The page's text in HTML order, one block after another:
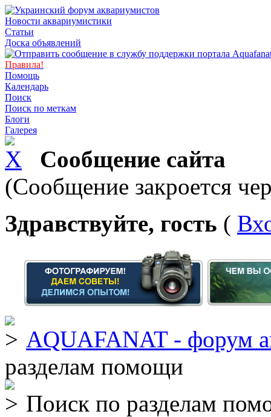
Новости аквариумистики
Статьи
Доска объявлений
Правила!
Помощь
Календарь
Поиск
Поиск по меткам
Блоги
Галерея
Сообщение сайта
(Сообщение закроется
Здравствуйте, гость (
AQUAFANAT - форум
разделам помощи
Поиск по разделам